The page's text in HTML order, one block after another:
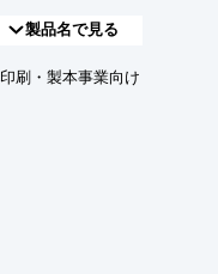
製品名で見る
刷・製本事業向け